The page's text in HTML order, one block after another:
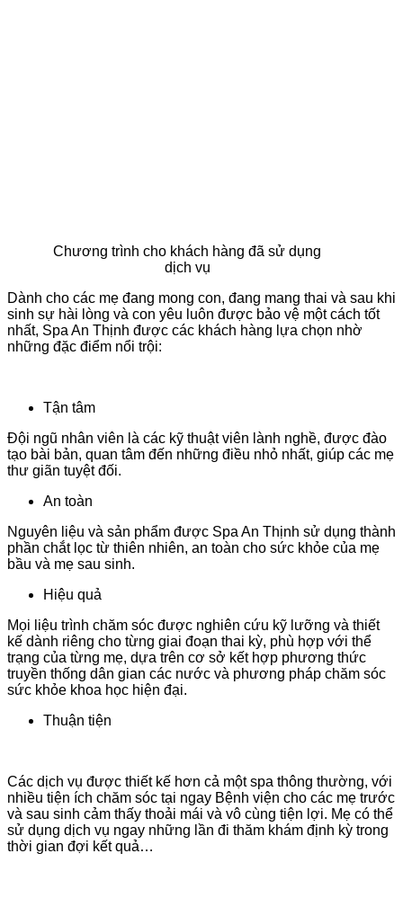
Chương trình cho khách hàng đã sử dụng
dịch vụ
Dành cho các mẹ đang mong con, đang mang thai và sau khi
sinh sự hài lòng và con yêu luôn được bảo vệ một cách tốt
nhất, Spa An Thịnh được các khách hàng lựa chọn nhờ
những đặc điểm nổi trội:
Tận tâm
Đội ngũ nhân viên là các kỹ thuật viên lành nghề, được đào
tạo bài bản, quan tâm đến những điều nhỏ nhất, giúp các mẹ
thư giãn tuyệt đối.
An toàn
Nguyên liệu và sản phẩm được Spa An Thịnh sử dụng thành
phần chắt lọc từ thiên nhiên, an toàn cho sức khỏe của mẹ
bầu và mẹ sau sinh.
Hiệu quả
Mọi liệu trình chăm sóc được nghiên cứu kỹ lưỡng và thiết
kế dành riêng cho từng giai đoạn thai kỳ, phù hợp với thể
trạng của từng mẹ, dựa trên cơ sở kết hợp phương thức
truyền thống dân gian các nước và phương pháp chăm sóc
sức khỏe khoa học hiện đại.
Thuận tiện
Các dịch vụ được thiết kế hơn cả một spa thông thường, với
nhiều tiện ích chăm sóc tại ngay Bệnh viện cho các mẹ trước
và sau sinh cảm thấy thoải mái và vô cùng tiện lợi. Mẹ có thể
sử dụng dịch vụ ngay những lần đi thăm khám định kỳ trong
thời gian đợi kết quả…